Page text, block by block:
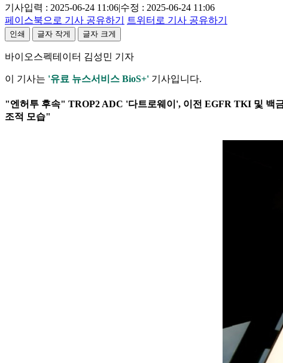
기사입력 : 2025-06-24 11:06|수정 : 2025-06-24 11:06
페이스북으로 기사 공유하기
트위터로 기사 공유하기
인쇄 글자 작게 글자 크게
바이오스펙테이터 김성민 기자
이 기사는 '유료 뉴스서비스 BioS+' 기사입니다.
"엔허투 후속" TROP2 ADC '다트로웨이', 이전 EGFR TKI 및 백
조적 모습"